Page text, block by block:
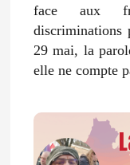
face aux
discriminations
29 mai, la
elle ne compte